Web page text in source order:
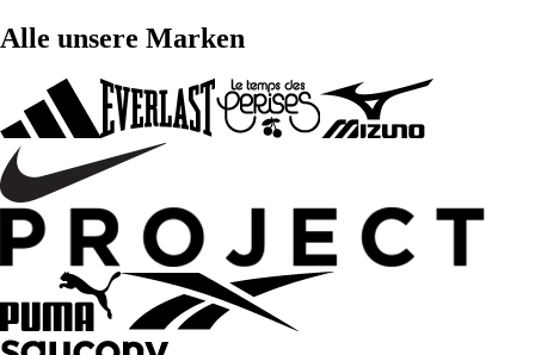
Alle unsere Marken